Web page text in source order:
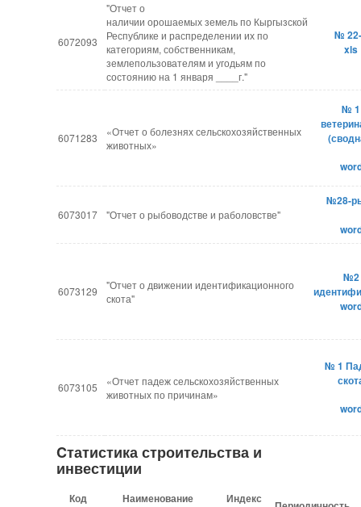
6072093
"Отчет о
наличии орошаемых земель по Кыргызской
Республике и распределении их по
категориям, собственникам,
землепользователям и угодьям по
состоянию на 1 января ____г."
№
xls
6071283
«Отчет о болезнях сельскохозяйственных
животных»
№ 1
6073017 "Отчет о рыбоводстве и раболовстве"
№28-
6073129
"Отчет о движении идентификационного
скота"
№2
6073105
«Отчет падеж сельскохозяйственных
животных по причинам»
№ 1
Cтатистика строительства и
инвестиции
Код
Наименование
Индекс